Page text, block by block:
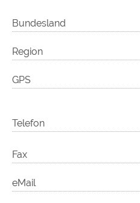
Bundesland
Region
GPS
Telefon
Fax
eMail